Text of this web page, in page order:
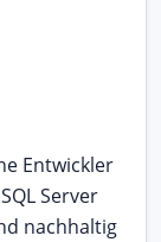
Entwickler
Server
nachhaltig